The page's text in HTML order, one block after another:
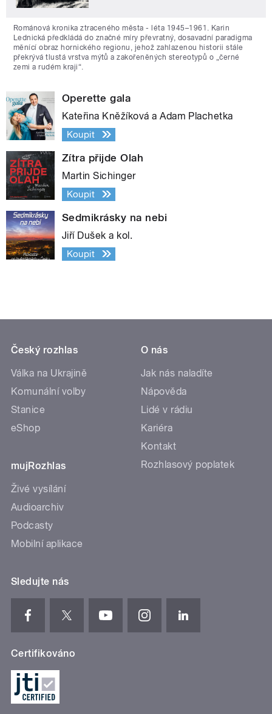
Románová kronika ztraceného města - léta 1945–1961. Karin
Lednická předkládá do značné míry převratný, dosavadní paradigma
měnící obraz hornického regionu, jehož zahlazenou historii stále
překrývá tlustá vrstva mýtů a zakořeněných stereotypů o „černé
zemi a rudém kraji“.
Operette gala
Kateřina Kněžíková a Adam Plachetka
Koupit
Zítra přijde Olah
Martin Sichinger
Koupit
Sedmikrásky na nebi
Jiří Dušek a kol.
Koupit
Český rozhlas
Válka na Ukrajině
Komunální volby
Stanice
eShop
mujRozhlas
Živé vysílání
Audioarchiv
Podcasty
Mobilní aplikace
O nás
Jak nás naladíte
Nápověda
Lidé v rádiu
Kariéra
Kontakt
Rozhlasový poplatek
Sledujte nás
Certifikováno